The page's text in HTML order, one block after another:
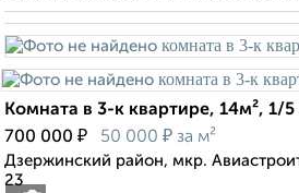
Комната в 3-к квартире, 14м², 1/
700 000 ₽ 50 000 ₽ за м²
Дзержинский район, мкр.
23